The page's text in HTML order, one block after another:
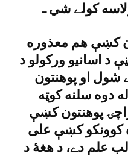
کولے شي ـ
کښې هم معذوره
د اسانيو ورکولو د
شول او پوهنتون
دوه سلنه کوټه
پوهنتون کښې
٥٠ زرو زده کوونکو کښې على
علم دے، د هغۀ د